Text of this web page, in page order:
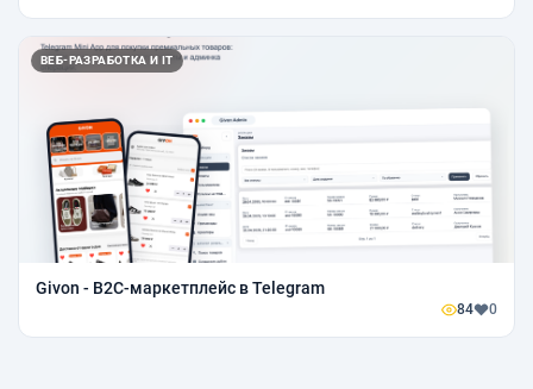
ВЕБ-РАЗРАБОТКА И IT
Givon - B2C-маркетплейс в Telegram
84 0